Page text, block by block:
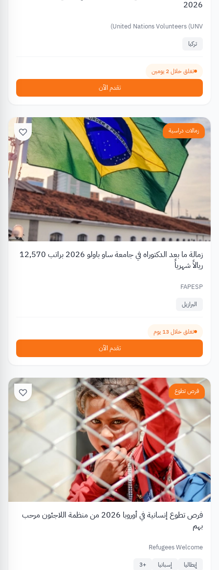
2026
United Nations Volunteers (UNV)
تركيا
تغلق خلال 2 يومين
تقدم الآن
زمالات دراسية
زمالة ما بعد الدكتوراه في جامعة ساو باولو 2026 براتب 12,570
ريالاً شهرياً
FAPESP
البرازيل
تغلق خلال 13 يوم
تقدم الآن
فرص تطوع
فرص تطوع إنسانية في أوروبا 2026 من منظمة اللاجئون مرحب
بهم
Refugees Welcome
إيطاليا إسبانيا +
3